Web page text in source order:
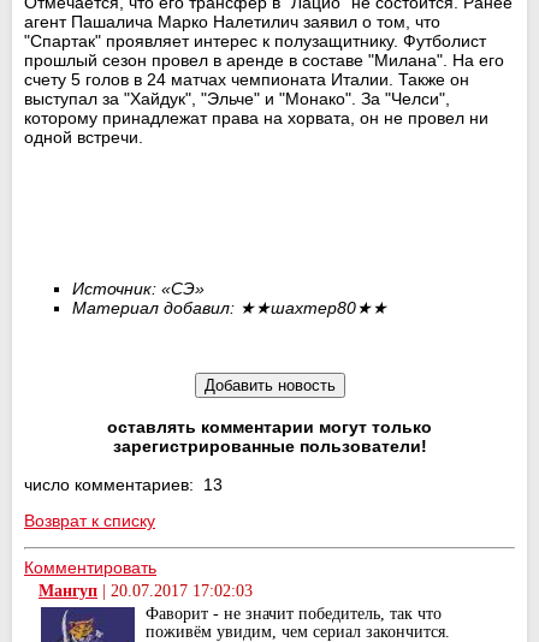
агент Пашалича Марко Налетилич заявил о том, что
"Спартак" проявляет интерес к полузащитнику. Футболист
прошлый сезон провел в аренде в составе "Милана". На его
счету 5 голов в 24 матчах чемпионата Италии. Также он
выступал за "Хайдук", "Эльче" и "Монако". За "Челси",
которому принадлежат права на хорвата, он не провел ни
одной встречи.
Источник: «СЭ»
Материал добавил: ★★шахтер80★★
оставлять комментарии могут только
зарегистрированные пользователи!
число комментариев: 13
Возврат к списку
Комментировать
Мангуп | 20.07.2017 17:02:03
Фаворит - не значит победитель, так что
поживём увидим, чем сериал закончится.